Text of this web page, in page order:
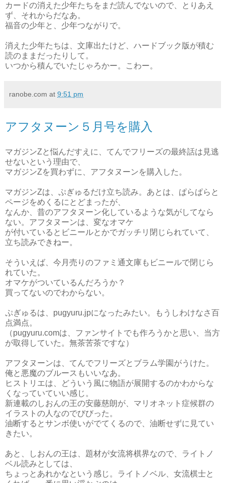
カードの消えた少年たちをまだ読んでないので、とりあえ
ず、それからだなあ。
福音の少年と、少年つながりで。
消えた少年たちは、文庫出たけど、ハードブック版が積む
読のままだったりして。
いつから積んでいたじゃろかー。こわー。
ranobe.com at 9:51 pm
アフタヌーン５月号を購入
マガジンZと悩んだすえに、てんでフリーズの最終話は見逃
せないという理由で、
マガジンZを買わずに、アフタヌーンを購入した。
マガジンZは、ぷぎゅるだけ立ち読み。あとは、ぱらぱらと
ページをめくるにとどまったが、
なんか、昔のアフタヌーン化しているような気がしてなら
ない。アフタヌーンは、変なオマケ
が付いているとビニールとかでガッチリ閉じられていて、
立ち読みできねー。
そういえば、今月売りのファミ通文庫もビニールで閉じら
れていた。
オマケがついているんだろうか？
買ってないのでわからない。
ぷぎゅるは、pugyuru.jpになったみたい。もうしわけなさ百
点満点。
（pugyuru.comは、ファンサイトでも作ろうかと思い、当方
が取得していた。無茶苦茶ですな）
アフタヌーンは、てんでフリーズとブラム学園がうけた。
俺と悪魔のブルースもいいなあ。
ヒストリエは、どういう風に物語が展開するのかわからな
くなっていていい感じ。
新連載のしおんの王の安藤慈朗が、マリオネット症候群の
イラストの人なのでびびった。
油断するとサンボ使いがでてくるので、油断せずに見てい
きたい。
あと、しおんの王は、題材が女流将棋界なので、ライトノ
ベル読みとしては、
ちょっとあれかなという感じ。ライトノベル、女流棋士と